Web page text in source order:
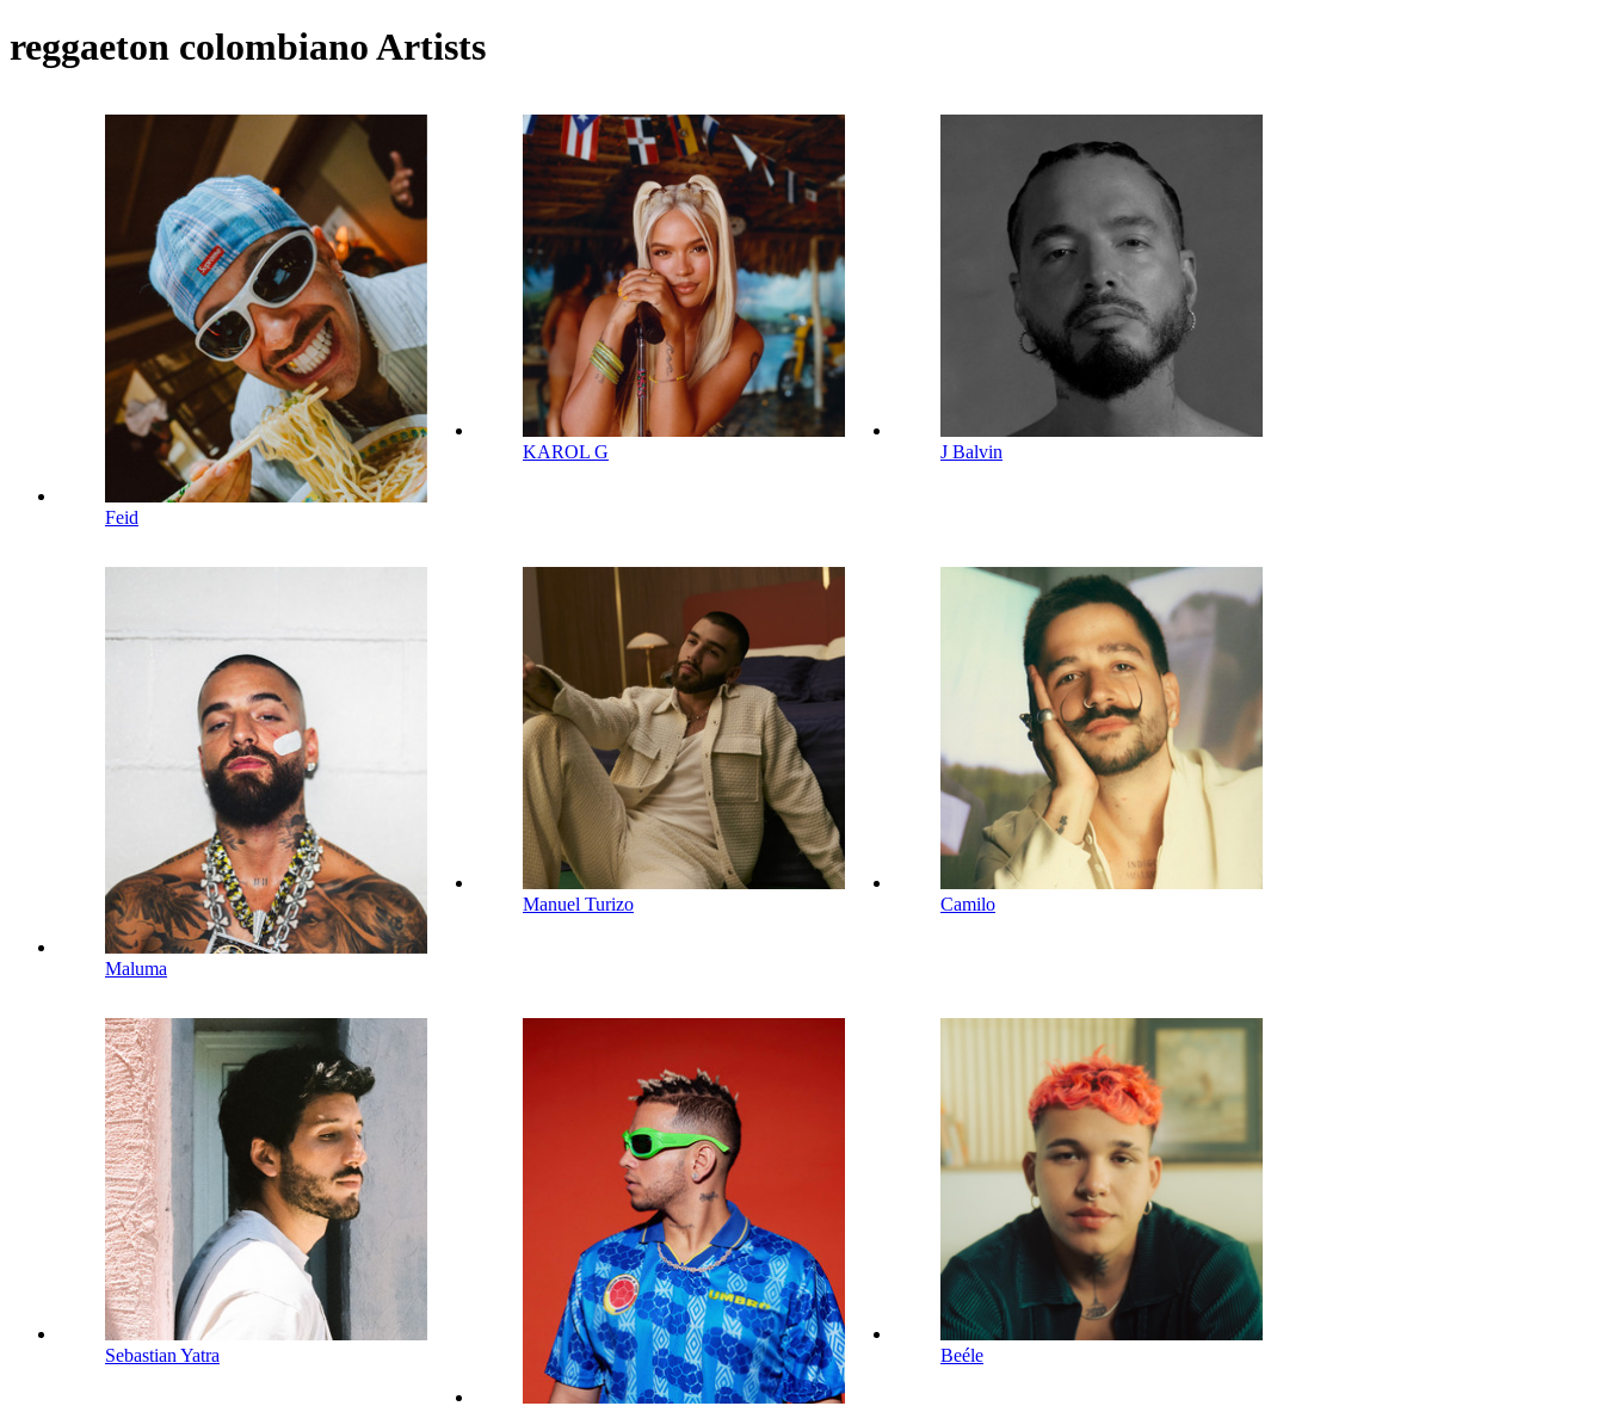
reggaeton colombiano Artists
Feid
KAROL G J Balvin
Maluma
Manuel Turizo Camilo
Sebastian Yatra Beéle